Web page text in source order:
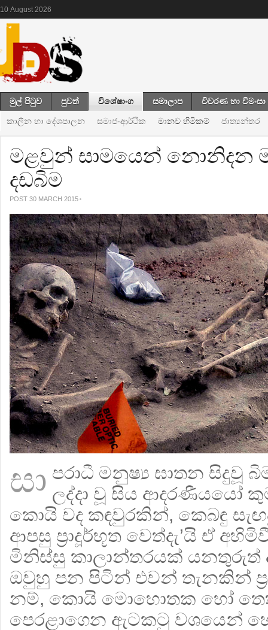
10 August 2026
මුල් පිටුව පුවත් විශේෂාංග සමාලාප විවරණ හා වීමංසා
කාලීන හා දේශපාලන සමාජ-ආර්ථික මානව හිමිකම් ජාත්‍යන්තර
මළවුන් සාමයෙන් නොනිදන
දඩබිම
POST 30 MARCH 2015
සා පරාධී මනුෂ්‍ය ඝාතන සිදුවූ
ලද්දා වූ සිය ආදරණීයයෝ
කොයි වද කඳවුරකින්, කෙබඳු
ආපසු ප‍්‍රාදූර්භූත වෙත්දැ’යි ඒ
මිනිස්සු කාලාන්තරයක් යනතුරුත්
ඔවුහු පන පිටින් එවන් තැනකින්
නම්, කොයි මොහොතක හෝ
පෙරළාගෙන ඇටකටු වශයෙන්